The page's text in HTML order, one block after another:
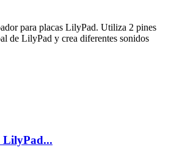
para placas LilyPad. Utiliza 2 pines
de LilyPad y crea diferentes sonidos
LilyPad...